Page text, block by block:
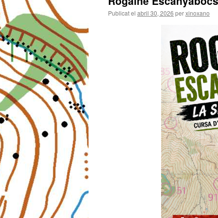
Publicat el abril 30, 2026 perxinoxano